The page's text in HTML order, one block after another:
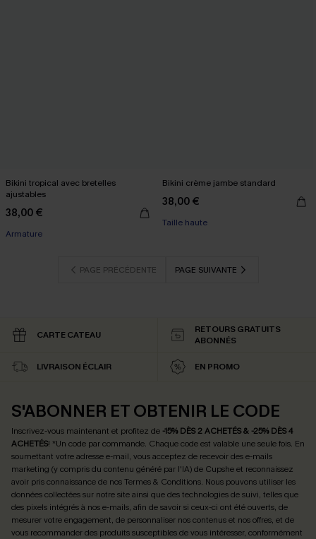
Bikini tropical avec bretelles
ajustables
38,00 €
Armature
Bikini crème jambe standard
38,00 €
Taille haute
PAGE PRÉCÉDENTE PAGE SUIVANTE
CARTE CATEAU
RETOURS GRATUITS
ABONNÉS
LIVRAISON ÉCLAIR EN PROMO
S'ABONNER ET OBTENIR LE CODE
Inscrivez-vous maintenant et profitez de -15% DÈS 2 ACHETÉS & -25% DÈS 4
ACHETÉS! *Un code par commande. Chaque code est valable une seule fois. En
soumettant votre adresse e-mail, vous acceptez de recevoir des e-mails
marketing (y compris du contenu généré par l'IA) de Cupshe et reconnaissez
avoir pris connaissance de nosTermes & Conditions. Nous pouvons utiliser les
données collectées sur notre site ainsi que des technologies de suivi, telles que
des pixels intégrés à nos e-mails, afin de savoir si ceux-ci ont été ouverts, de
mesurer votre engagement, de personnaliser nos contenus et nos offres, et de
vous recommander des produits susceptibles de vous intéresser, conformément